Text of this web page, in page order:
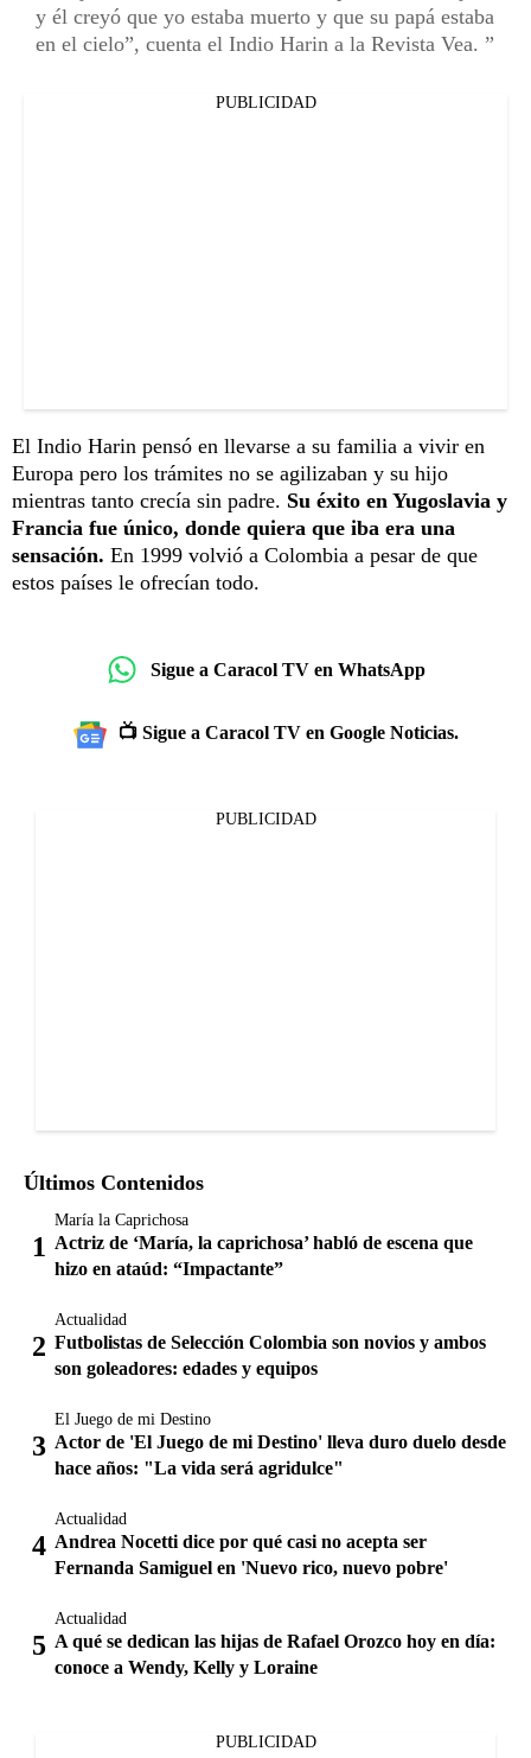
y él creyó que yo estaba muerto y que su papá estaba
en el cielo”, cuenta el Indio Harin a la Revista Vea.
PUBLICIDAD
El Indio Harin pensó en llevarse a su familia a vivir en
Europa pero los trámites no se agilizaban y su hijo
mientras tanto crecía sin padre. Su éxito en Yugoslavia y
Francia fue único, donde quiera que iba era una
sensación. En 1999 volvió a Colombia a pesar de que
estos países le ofrecían todo.
Sigue a Caracol TV en WhatsApp
📺 Sigue a Caracol TV en Google Noticias.
PUBLICIDAD
Últimos Contenidos
María la Caprichosa
Actriz de ‘María, la caprichosa’ habló de escena que
hizo en ataúd: “Impactante”
Actualidad
Futbolistas de Selección Colombia son novios y ambos
son goleadores: edades y equipos
El Juego de mi Destino
Actor de 'El Juego de mi Destino' lleva duro duelo desde
hace años: "La vida será agridulce"
Actualidad
Andrea Nocetti dice por qué casi no acepta ser
Fernanda Samiguel en 'Nuevo rico, nuevo pobre'
Actualidad
A qué se dedican las hijas de Rafael Orozco hoy en día:
conoce a Wendy, Kelly y Loraine
PUBLICIDAD